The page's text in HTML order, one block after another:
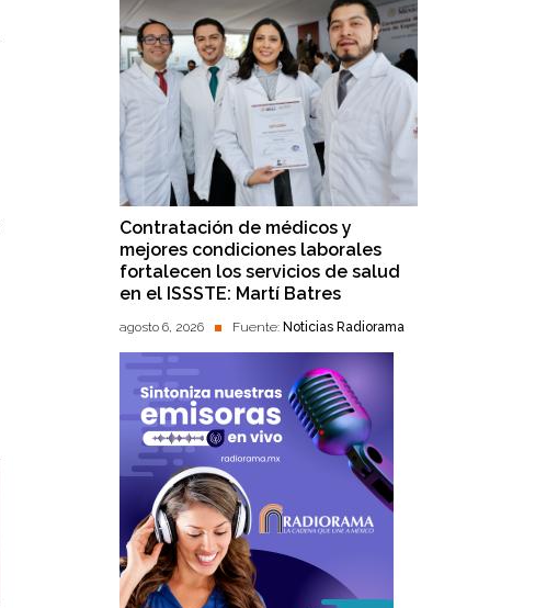
Contratación de médicos y
mejores condiciones laborales
fortalecen los servicios de salud
en el ISSSTE: Martí Batres
agosto 6, 2026 Fuente: Noticias Radiorama